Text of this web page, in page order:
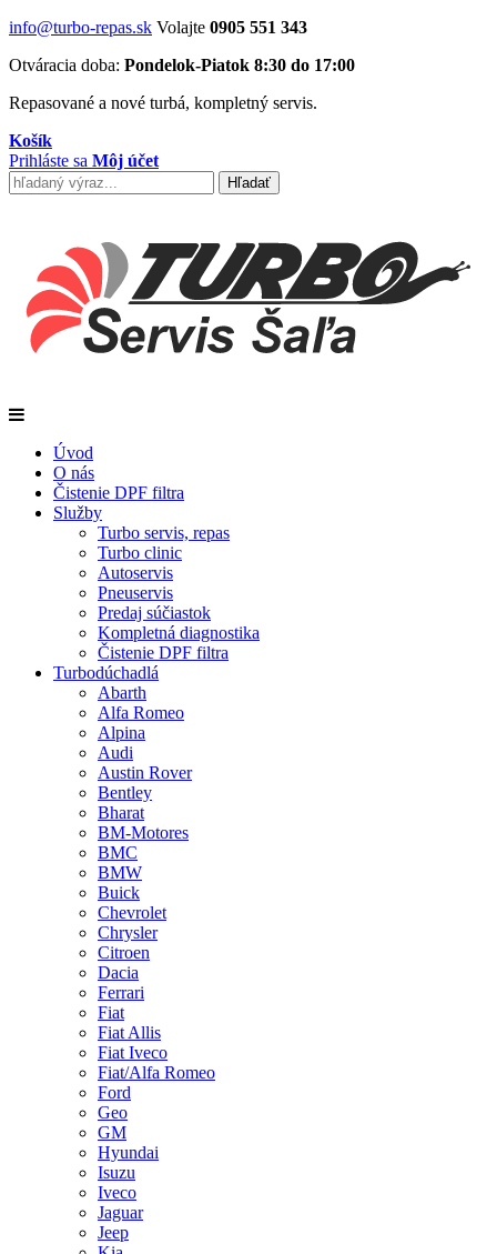
info@turbo-repas.sk Volajte 0905 551 343
Otváracia doba: Pondelok-Piatok 8:30 do 17:00
Repasované a nové turbá, kompletný servis.
Košík
Prihláste sa Môj účet
Úvod
O nás
Čistenie DPF filtra
Služby
Turbo servis, repas
Turbo clinic
Autoservis
Pneuservis
Predaj súčiastok
Kompletná diagnostika
Čistenie DPF filtra
Turbodúchadlá
Abarth
Alfa Romeo
Alpina
Audi
Austin Rover
Bentley
Bharat
BM-Motores
BMC
BMW
Buick
Chevrolet
Chrysler
Citroen
Dacia
Ferrari
Fiat
Fiat Allis
Fiat Iveco
Fiat/Alfa Romeo
Ford
Geo
GM
Hyundai
Isuzu
Iveco
Jaguar
Jeep